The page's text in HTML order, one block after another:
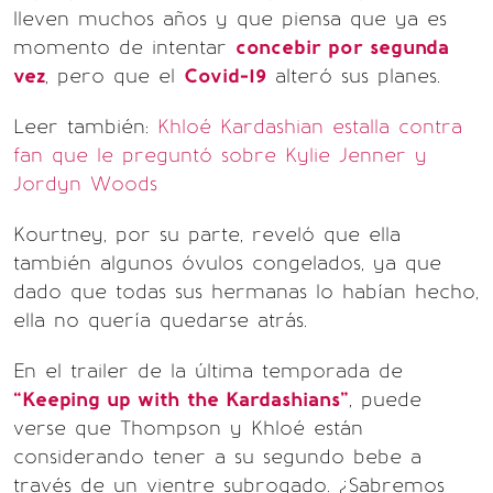
lleven muchos años y que piensa que ya es
momento de intentar concebir por segunda
vez, pero que el Covid-19 alteró sus planes.
Leer también: Khloé Kardashian estalla contra
fan que le preguntó sobre Kylie Jenner y
Jordyn Woods
Kourtney, por su parte, reveló que ella
también algunos óvulos congelados, ya que
dado que todas sus hermanas lo habían hecho,
ella no quería quedarse atrás.
En el trailer de la última temporada de
“Keeping up with the Kardashians”, puede
verse que Thompson y Khloé están
considerando tener a su segundo bebe a
través de un vientre subrogado. ¿Sabremos